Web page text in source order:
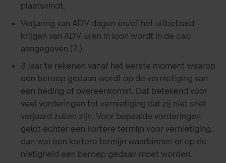
plaatsvindt.
Verjaring van ADV dagen en/of het uitbetaald
krijgen van ADV-uren in loon wordt in de cao
aangegeven (7.).
3 jaar te rekenen vanaf het eerste moment waarop
een beroep gedaan wordt op de vernietiging van
een beding of overeenkomst. Dat betekend voor
veel vorderingen tot vernietiging dat zij niet snel
verjaard zullen zijn. Voor bepaalde vorderingen
geldt echter een kortere termijn voor vernietiging,
dan wel een kortere termijn waarbinnen er op de
nietigheid een beroep gedaan moet worden.